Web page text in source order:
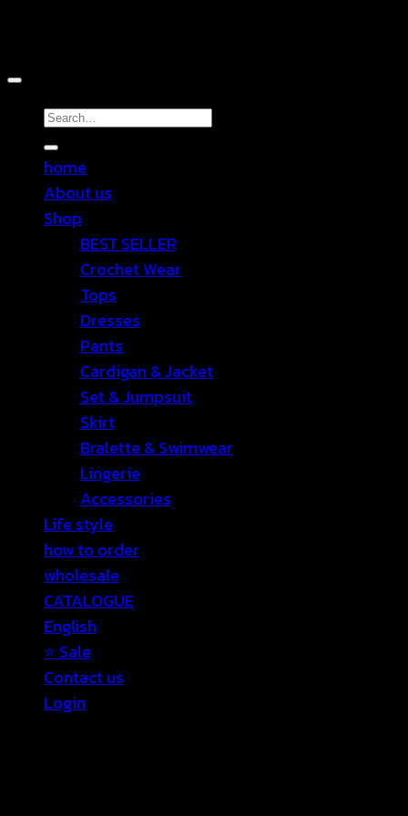
Search
for:
home
About us
Shop
BEST SELLER
Crochet Wear
Tops
Dresses
Pants
Cardigan & Jacket
Set & Jumpsuit
Skirt
Bralette & Swimwear
Lingerie
Accessories
Life style
how to order
wholesale
CATALOGUE
English
⭐ Sale
Contact us
Login